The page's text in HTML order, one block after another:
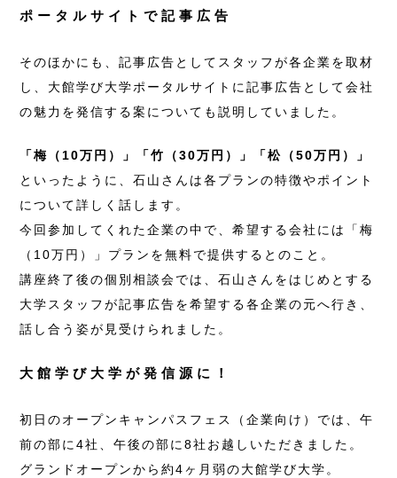
ポータルサイトで記事広告
そのほかにも、記事広告としてスタッフが各企業を取材
し、大館学び大学ポータルサイトに記事広告として会社
の魅力を発信する案についても説明していました。
「梅（10万円）」「竹（30万円）」「松（50万円）」
といったように、石山さんは各プランの特徴やポイント
について詳しく話します。
今回参加してくれた企業の中で、希望する会社には「梅
（10万円）」プランを無料で提供するとのこと。
講座終了後の個別相談会では、石山さんをはじめとする
大学スタッフが記事広告を希望する各企業の元へ行き、
話し合う姿が見受けられました。
大館学び大学が発信源に！
初日のオープンキャンパスフェス（企業向け）では、午
前の部に4社、午後の部に8社お越しいただきました。
グランドオープンから約4ヶ月弱の大館学び大学。